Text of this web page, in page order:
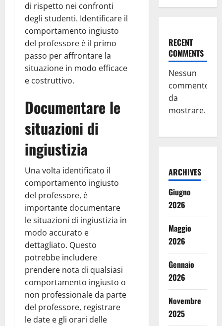
di rispetto nei confronti
degli studenti. Identificare il
comportamento ingiusto
del professore è il primo
passo per affrontare la
situazione in modo efficace
e costruttivo.
Documentare le
situazioni di
ingiustizia
Una volta identificato il
comportamento ingiusto
del professore, è
importante documentare
le situazioni di ingiustizia in
modo accurato e
dettagliato. Questo
potrebbe includere
prendere nota di qualsiasi
comportamento ingiusto o
non professionale da parte
del professore, registrare
le date e gli orari delle
RECENT
COMMENTS
Nessun
commento
da
mostrare.
ARCHIVES
Giugno
2026
Maggio
2026
Gennaio
2026
Novembre
2025